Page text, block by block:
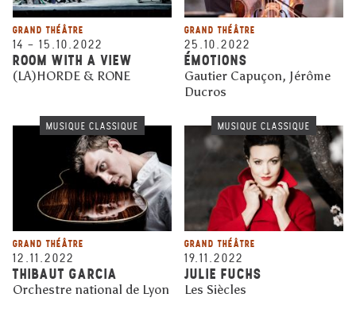
GRAND THÉÂTRE
14 – 15.10.2022
ROOM WITH A VIEW
(LA)HORDE & RONE
GRAND THÉÂTRE
25.10.2022
ÉMOTIONS
Gautier Capuçon, Jérôme
Ducros
MUSIQUE CLASSIQUE
GRAND THÉÂTRE
12.11.2022
THIBAUT GARCIA
Orchestre national de Lyon
MUSIQUE CLASSIQUE
GRAND THÉÂTRE
19.11.2022
JULIE FUCHS
Les Siècles